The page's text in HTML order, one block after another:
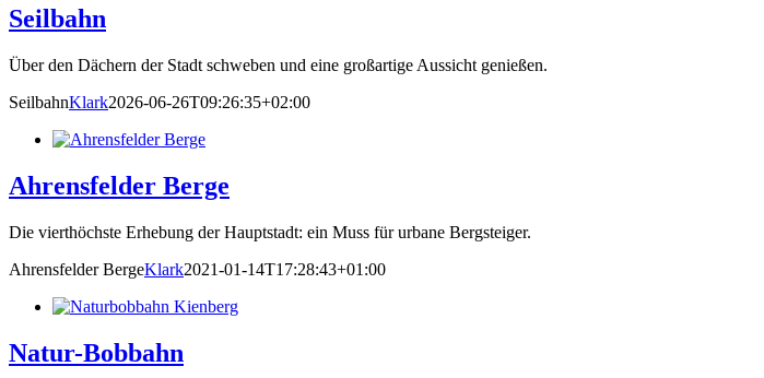
Seilbahn
Über den Dächern der Stadt schweben und eine großartige Aussicht genießen.
SeilbahnKlark2026-06-26T09:26:35+02:00
Ahrensfelder Berge
Die vierthöchste Erhebung der Hauptstadt: ein Muss für urbane Bergsteiger.
Ahrensfelder BergeKlark2021-01-14T17:28:43+01:00
Natur-Bobbahn